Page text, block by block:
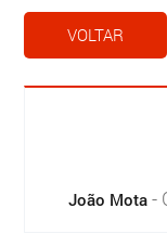
VOLTAR
João Mota-